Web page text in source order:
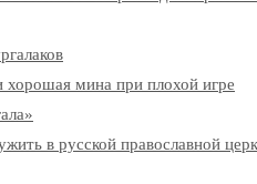
хорошая мина при плохой игре
в русской православной